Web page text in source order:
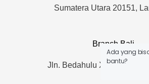
Sumatera Utara 20151,
Branch Bali
Jln. Bedahulu XVII. No. 12
Ada yang
bantu?